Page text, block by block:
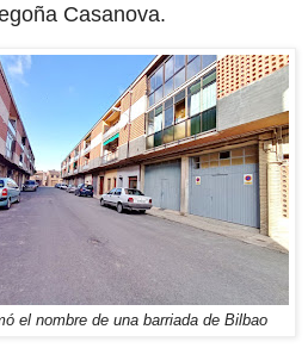
Casanova.
el nombre de una barriada de Bilbao